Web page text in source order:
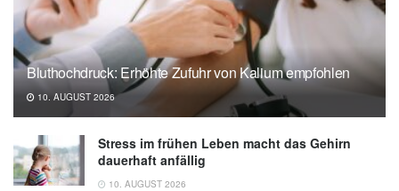
Bluthochdruck: Erhöhte Zufuhr von Kalium empfohlen
10. AUGUST 2026
Stress im frühen Leben macht das Gehirn
dauerhaft anfällig
10. AUGUST 2026